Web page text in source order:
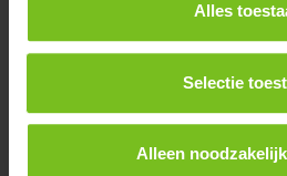
Alles
Selectie
Alleen